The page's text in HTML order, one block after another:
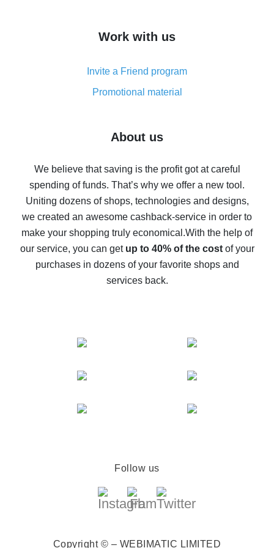
simple methods
8% cash back on AliExpress - saving real money is a
real thing
Five ways to get the most cash back on AliExpress
back
10% cash back on AliExpress - the impossible is
possible
The best cash back on AliExpress - how to find it
The best cash back service for AliExpress - let's
compare offers
Work with us
Invite a Friend program
Promotional material
About us
We believe that saving is the profit got at careful
spending of funds. That’s why we offer a new tool.
Uniting dozens of shops, technologies and designs,
we created an awesome cashback-service in order to
make your shopping truly economical.With the help of
our service, you can get up to 40% of the costof your
purchases in dozens of your favorite shops and
services back.
Follow us
Copyright © – WEBIMATIC LIMITED